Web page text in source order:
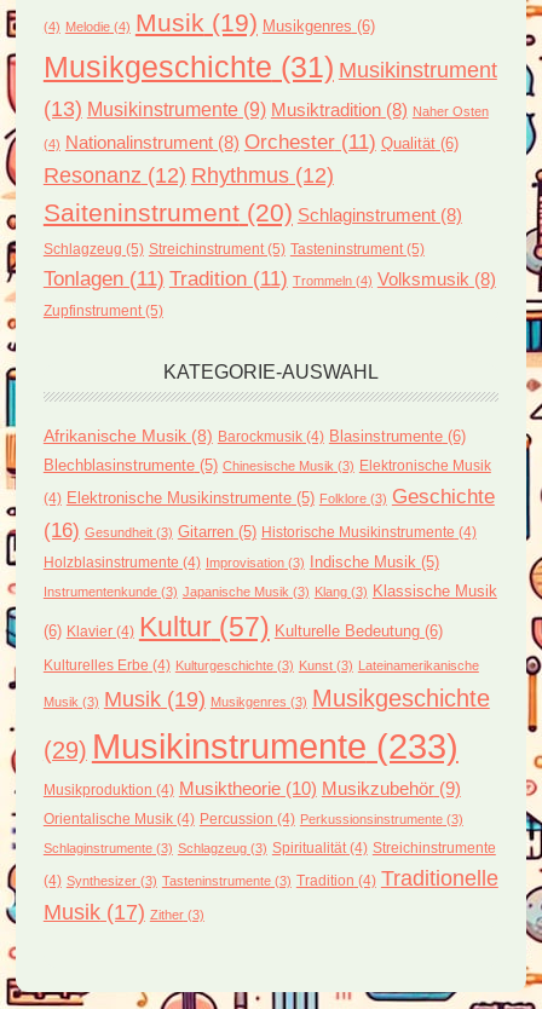
(4) Melodie(4) Musik (19) Musikgenres (6)
Musikgeschichte (31) Musikinstrument
(13) Musikinstrumente(9) Musiktradition(8) Naher Osten
(4) Nationalinstrument(8) Orchester(11) Qualität(6)
Resonanz (12) Rhythmus(12)
Saiteninstrument(20) Schlaginstrument(8)
Schlagzeug (5) Streichinstrument(5) Tasteninstrument(5)
Tonlagen(11) Tradition(11) Trommeln(4) Volksmusik (8)
Zupfinstrument(5)
KATEGORIE-AUSWAHL
Afrikanische Musik(8) Barockmusik(4) Blasinstrumente(6)
Blechblasinstrumente(5) Chinesische Musik (3) Elektronische Musik
(4) Elektronische Musikinstrumente(5) Folklore(3) Geschichte
(16) Gesundheit(3) Gitarren(5) Historische Musikinstrumente (4)
Holzblasinstrumente (4) Improvisation(3) Indische Musik (5)
Instrumentenkunde(3) Japanische Musik (3) Klang(3) Klassische Musik
(6) Klavier(4) Kultur(57) Kulturelle Bedeutung(6)
Kulturelles Erbe (4) Kulturgeschichte(3) Kunst(3) Lateinamerikanische
Musik (3) Musik(19) Musikgenres (3) Musikgeschichte
(29) Musikinstrumente (233)
Musikproduktion (4) Musiktheorie(10) Musikzubehör(9)
Orientalische Musik(4) Percussion (4) Perkussionsinstrumente(3)
Schlaginstrumente(3) Schlagzeug(3) Spiritualität(4) Streichinstrumente
(4) Synthesizer(3) Tasteninstrumente(3) Tradition (4) Traditionelle
Musik(17) Zither(3)